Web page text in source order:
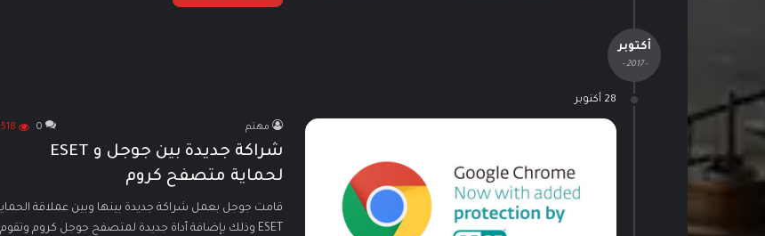
أكتوبر
- 2017 -
28 أكتوبر
مهتم 0
شراكة جديدة بين جوجل و ESET
لحماية متصفح كروم
قامت جوجل بعمل شراكة جديدة بينها وبين عملاقة
ESET وذلك بإضافة أداة جديدة لمتصفح جوجل كروم وتقوم